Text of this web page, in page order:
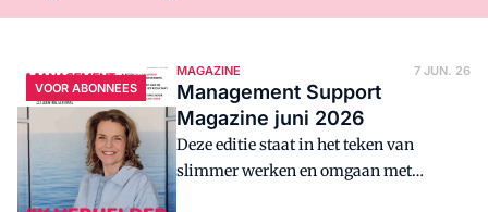
VOOR ABONNEES
MAGAZINE 7 JUN. 26
Management Support
Magazine juni 2026
Deze editie staat in het teken van
slimmer werken en omgaan met
werkdruk. Met aandacht voor: rust,